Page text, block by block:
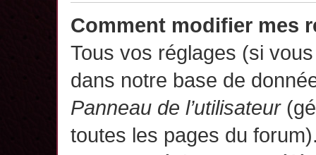
Comment modifier mes
Tous vos réglages (si
dans notre base de
Panneau de l’utilisateur
toutes les pages du